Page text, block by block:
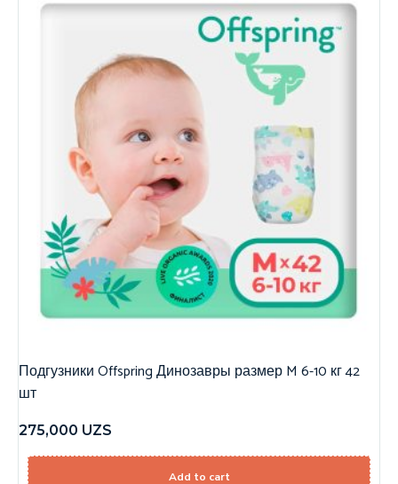
Подгузники Offspring Динозавры размер M 6-10 кг 42
шт
275,000 UZS
Add to cart